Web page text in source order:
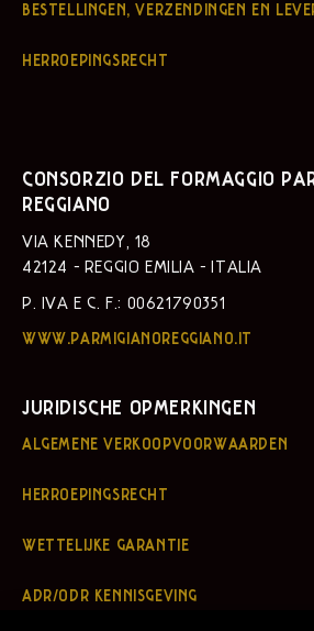
BESTELLINGEN, VERZENDINGEN EN
HERROEPINGSRECHT
CONSORZIO DEL FORMAGGIO
REGGIANO
VIA KENNEDY, 18
42124 - REGGIO EMILIA - ITALIA
P. IVA E C. F.: 00621790351
WWW.PARMIGIANOREGGIANO.IT
JURIDISCHE OPMERKINGEN
ALGEMENE VERKOOPVOORWAARDEN
HERROEPINGSRECHT
WETTELIJKE GARANTIE
ADR/ODR KENNISGEVING